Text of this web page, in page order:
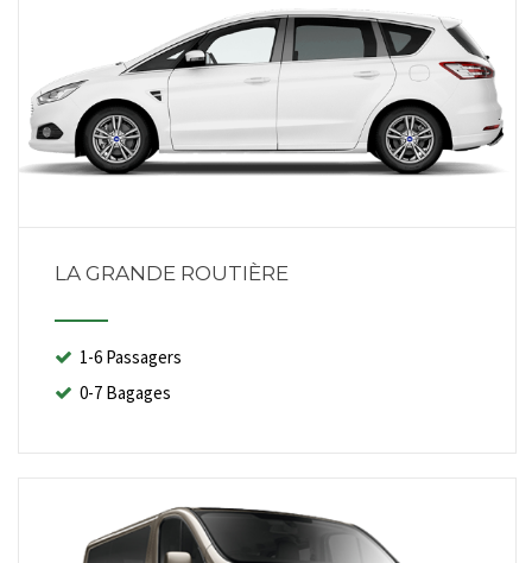
LA GRANDE ROUTIÈRE
1-6 Passagers
0-7 Bagages